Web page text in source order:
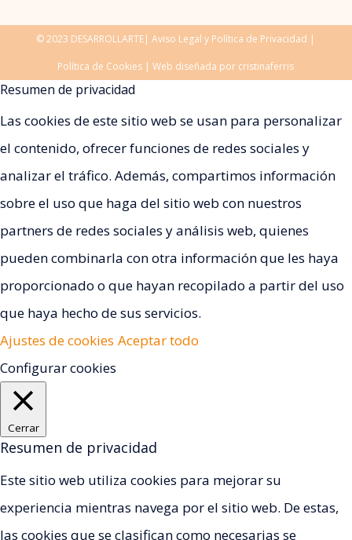
© 2023 DESARROLLARTE|Aviso Legal y Política de Privacidad |
Política de Cookies | Web diseñada por cristinaferris
Resumen de privacidad
Las cookies de este sitio web se usan para personalizar
el contenido, ofrecer funciones de redes sociales y
analizar el tráfico. Además, compartimos información
sobre el uso que haga del sitio web con nuestros
partners de redes sociales y análisis web, quienes
pueden combinarla con otra información que les haya
proporcionado o que hayan recopilado a partir del uso
que haya hecho de sus servicios.
Ajustes de cookies Aceptar todo
Configurar cookies
Cerrar
Resumen de privacidad
Este sitio web utiliza cookies para mejorar su
experiencia mientras navega por el sitio web. De estas,
las cookies que se clasifican como necesarias se